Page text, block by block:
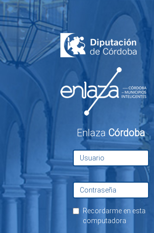
Enlaza Córdoba
Recordarme en esta
computadora